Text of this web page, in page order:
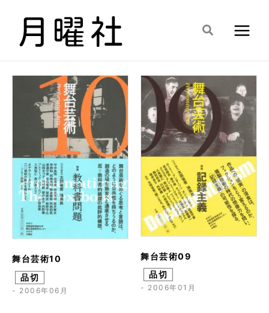
検
舞台芸術10
品切
- 2006年06月
舞台芸術09
品切
- 2006年01月